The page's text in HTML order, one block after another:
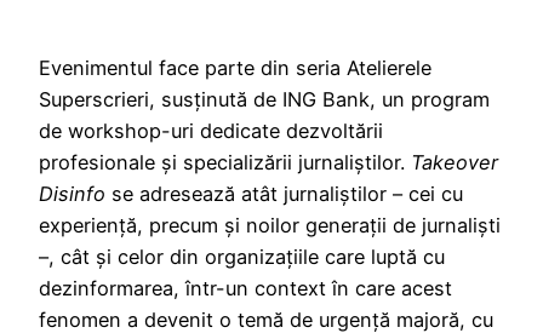
Evenimentul face parte din seria Atelierele
Superscrieri, susținută de ING Bank, un program
de workshop-uri dedicate dezvoltării
profesionale și specializării jurnaliștilor. Takeover
Disinfo se adresează atât jurnaliștilor – cei cu
experiență, precum și noilor generații de jurnaliști
–, cât și celor din organizațiile care luptă cu
dezinformarea, într-un context în care acest
fenomen a devenit o temă de urgență majoră, cu